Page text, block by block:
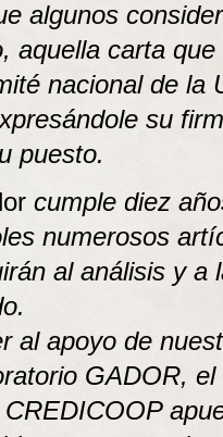
algunos
aquella carta
nacional de la
su
puesto.
cumple diez
numerosos
al análisis y a
al apoyo de
GADOR, el